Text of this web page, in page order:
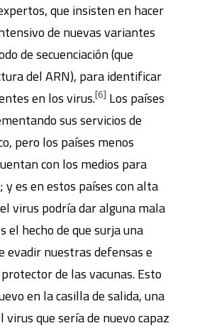
que insisten en hacer
de nuevas variantes
de secuenciación (que
del ARN), para identificar
en los virus.[6] Los países
sus servicios de
pero los países menos
con los medios para
y es en estos países con alta
virus podría dar alguna mala
el hecho de que surja una
evadir nuestras defensas e
de las vacunas. Esto
en la casilla de salida, una
virus que sería de nuevo capaz